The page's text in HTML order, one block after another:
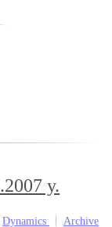
y.
Dynamics Archive